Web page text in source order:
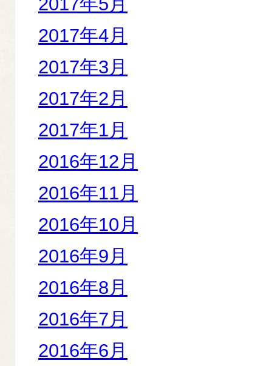
2017年4月
2017年3月
2017年2月
2017年1月
2016年12月
2016年11月
2016年10月
2016年9月
2016年8月
2016年7月
2016年6月